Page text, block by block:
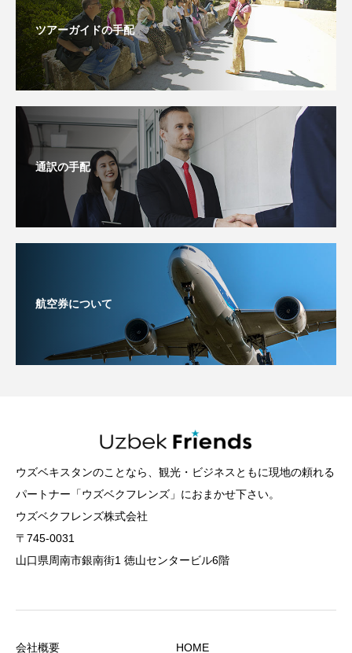
ツアーガイドの手配
通訳の手配
航空券について
ウズベキスタンのことなら、観光・ビジネスともに現地の頼れる
パートナー「ウズベクフレンズ」におまかせ下さい。
ウズベクフレンズ株式会社
〒745-0031
山口県周南市銀南街1 徳山センタービル6階
会社概要 HOME